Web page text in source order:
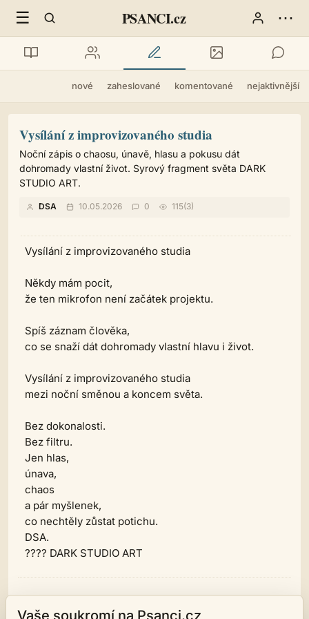
☰ PSANCI.cz ⋯
nové zaheslované komentované nejaktivnější
Vysílání z improvizovaného studia
Noční zápis o chaosu, únavě, hlasu a pokusu dát
dohromady vlastní život. Syrový fragment světa DARK
STUDIO ART.
DSA 10.05.2026 0 115(3)
Vysílání z improvizovaného studia
Někdy mám pocit,
že ten mikrofon není začátek projektu.
Spíš záznam člověka,
co se snaží dát dohromady vlastní hlavu i život.
Vysílání z improvizovaného studia
mezi noční směnou a koncem světa.
Bez dokonalosti.
Bez filtru.
Jen hlas,
únava,
chaos
a pár myšlenek,
co nechtěly zůstat potichu.
DSA.
????️ DARK STUDIO ART
Vaše soukromí na Psanci.cz